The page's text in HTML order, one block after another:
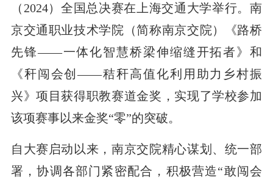
（2024）全国总决赛在上海交通大学举行。南
京交通职业技术学院（简称南京交院）《路桥
先锋——一体化智慧桥梁伸缩缝开拓者》和
《秆闯会创——秸秆高值化利用助力乡村振
兴》项目获得职教赛道金奖，实现了学校参加
该项赛事以来金奖“零”的突破。
自大赛启动以来，南京交院精心谋划、统一部
署，协调各部门紧密配合，积极营造“敢闯会